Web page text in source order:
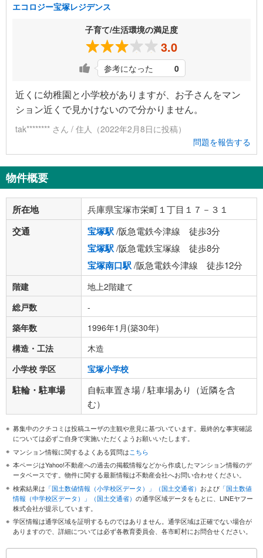
エコロジー宝塚レジデンス
子育て/生活環境の満足度
3.0
参考になった 0
近くに幼稚園と小学校がありますが、お子さんをマン
ション近くで見かけないので分かりません。
tak******** さん / 住人（2022年2月8日に投稿）
問題を報告する
物件概要
所在地 兵庫県宝塚市栄町１丁目１７－３１
交通 宝塚駅/阪急電鉄今津線 徒歩3分
宝塚駅/阪急電鉄宝塚線 徒歩8分
宝塚南口駅/阪急電鉄今津線 徒歩12分
階建
地上2階建て
総戸数
-
築年数
1996年1月(築30年)
構造・工法
木造
小学校 学区
宝塚小学校
駐輪・駐車場
自転車置き場 / 駐車場あり（近隣を含
む）
募集中のクチコミは投稿ユーザの主観や意見に基づいています。最終的な事実確認
については必ずご自身で実施いただくようお願いいたします。
マンション情報に関するよくある質問はこちら
本ページはYahoo!不動産への過去の掲載情報などから作成したマンション情報のデ
ータベースです。物件に関する最新情報は不動産会社へお問い合わせください。
検索結果は 「国土数値情報（小学校区データ）」（国土交通省） および 「国土数値
情報（中学校区データ）」（国土交通省） の通学区域データをもとに、LINEヤフー
株式会社が提示しています。
学区情報は通学区域を証明するものではありません。通学区域は正確でない場合が
ありますので、詳細については必ず各教育委員会、各市町村にお問合せください。